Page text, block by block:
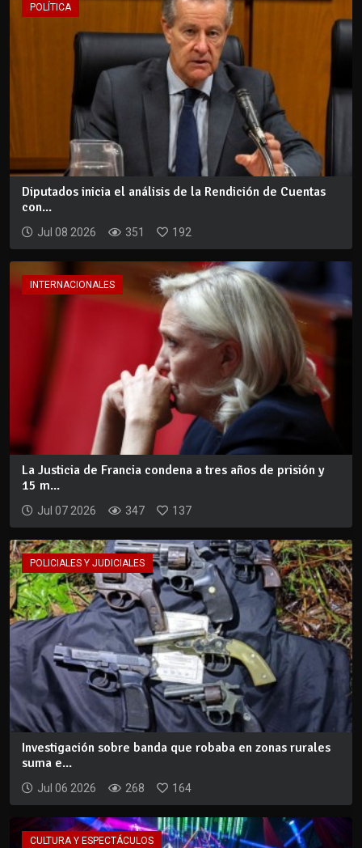
POLÍTICA
Diputados inicia el análisis de la Rendición de Cuentas
con...
Jul 08 2026 351 192
INTERNACIONALES
La Justicia de Francia condena a tres años de prisión y
15 m...
Jul 07 2026 347 137
POLICIALES Y JUDICIALES
Investigación sobre banda que robaba en zonas rurales
suma e...
Jul 06 2026 268 164
CULTURA Y ESPECTÁCULOS